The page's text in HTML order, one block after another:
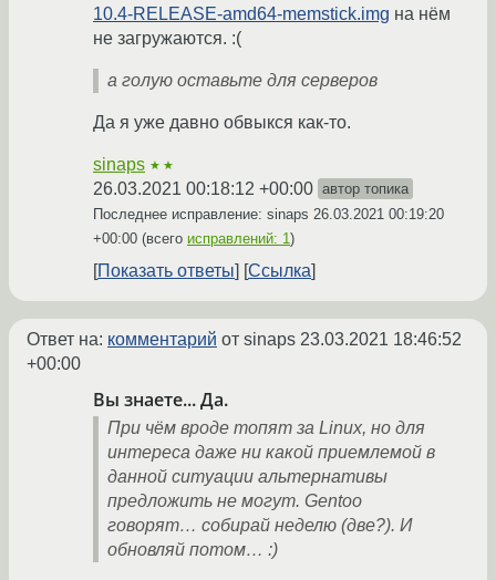
10.4-RELEASE-amd64-memstick.img на нём
не загружаются. :(
а голую оставьте для серверов
Да я уже давно обвыкся как-то.
sinaps ★★
26.03.2021 00:18:12 +00:00 автор топика
Последнее исправление: sinaps 26.03.2021 00:19:20
+00:00 (всего исправлений: 1 )
Показать ответы Ссылка
Ответ на: комментарий от sinaps 23.03.2021 18:46:52
+00:00
Вы знаете... Да.
При чём вроде топят за Linux, но для
интереса даже ни какой приемлемой в
данной ситуации альтернативы
предложить не могут. Gentoo
говорят… собирай неделю (две?). И
обновляй потом… :)